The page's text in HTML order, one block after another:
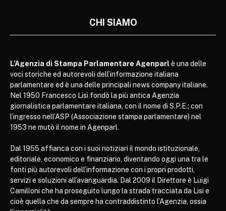
CHI SIAMO
L’Agenzia di Stampa Parlamentare Agenparl è una delle
voci storiche ed autorevoli dell’informazione italiana
parlamentare ed è una delle principali news company italiane.
Nel 1950 Francesco Lisi fondò la più antica Agenzia
giornalistica parlamentare italiana, con il nome di S.P.E.; con
l’ingresso nell’ASP (Associazione stampa parlamentare) nel
1953 ne mutò il nome in Agenparl.
Dal 1955 affianca con i suoi notiziari il mondo istituzionale,
editoriale, economico e finanziario, diventando oggi una tra le
fonti più autorevoli dell’informazione con i propri prodotti,
servizi e soluzioni all’avanguardia. Dal 2009 il Direttore è Luigi
Camilloni che ha proseguito lungo la strada tracciata da Lisi e
cioè quella che da sempre ha contraddistinto l’Agenzia, ossia